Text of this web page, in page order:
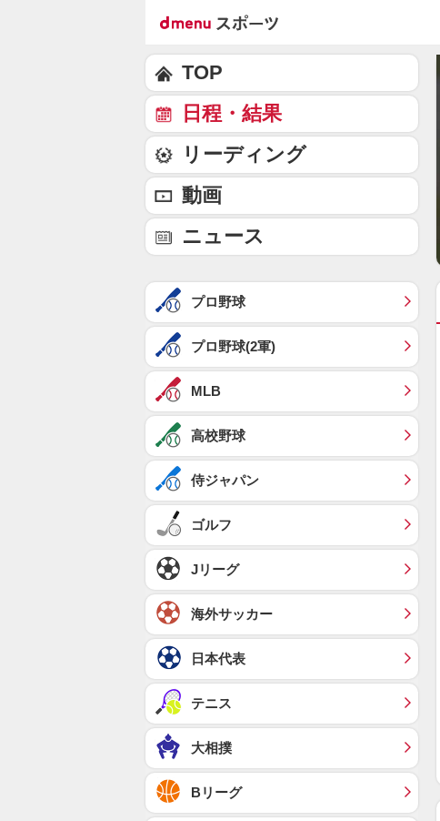
TOP
日程・結果
リーディング
動画
ニュース
プロ野球
プロ野球(2軍)
MLB
高校野球
侍ジャパン
ゴルフ
Jリーグ
海外サッカー
日本代表
テニス
大相撲
Bリーグ